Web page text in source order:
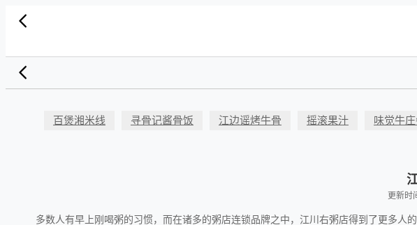
百煲湘米线 寻骨记酱骨饭 江边谣烤牛骨 摇滚果汁 味觉牛
更新时
多数人有早上刚喝粥的习惯，而在诸多的粥店连锁品牌之中，江川右粥店得到了更多